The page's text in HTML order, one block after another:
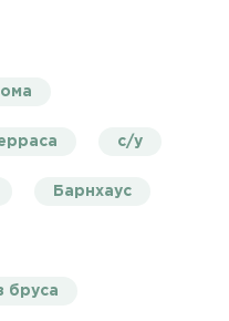
с/у
Барнхаус
бруса